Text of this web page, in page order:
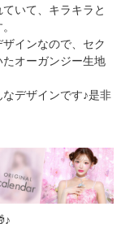
いて、キラキラと
インなので、セク
オーガンジー生地
デザインです♪是非